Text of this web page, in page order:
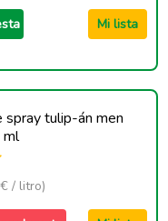
Mi lista
spray tulip-án men
/ litro)